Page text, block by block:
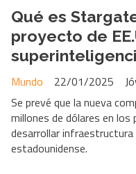
Qué es
proyecto de
Mundo
22/01/2025
Se prevé que la nueva
millones de dólares en
desarrollar
estadounidense.